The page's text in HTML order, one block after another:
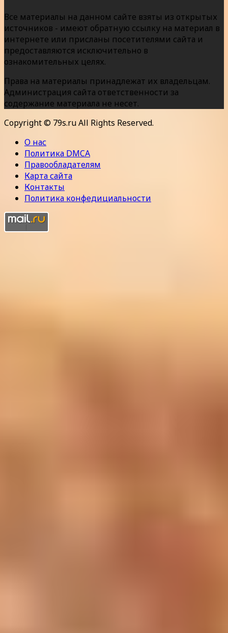
Все материалы на данном сайте взяты из открытых
источников - имеют обратную ссылку на материал в
интернете или присланы посетителями сайта и
предоставляются исключительно в
ознакомительных целях.
Права на материалы принадлежат их владельцам.
Администрация сайта ответственности за
содержание материала не несет.
Copyright © 79s.ru All Rights Reserved.
О нас
Политика DMCA
Правообладателям
Карта сайта
Контакты
Политика конфедициальности